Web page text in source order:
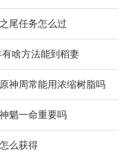
尾任务怎么过
啥方法能到稻妻
神周常能用浓缩树脂吗
魈一命重要吗
么获得